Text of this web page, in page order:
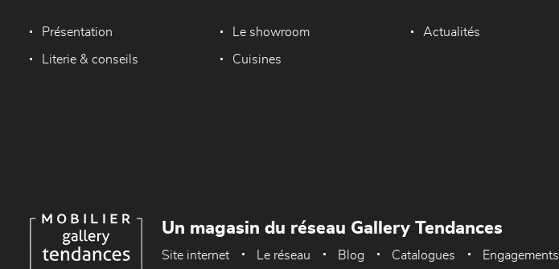
Présentation Le showroom Actualités
Literie & conseils Cuisines
Un magasin du réseau Gallery Tendances
Site internet Le réseau Blog Catalogues Engagements